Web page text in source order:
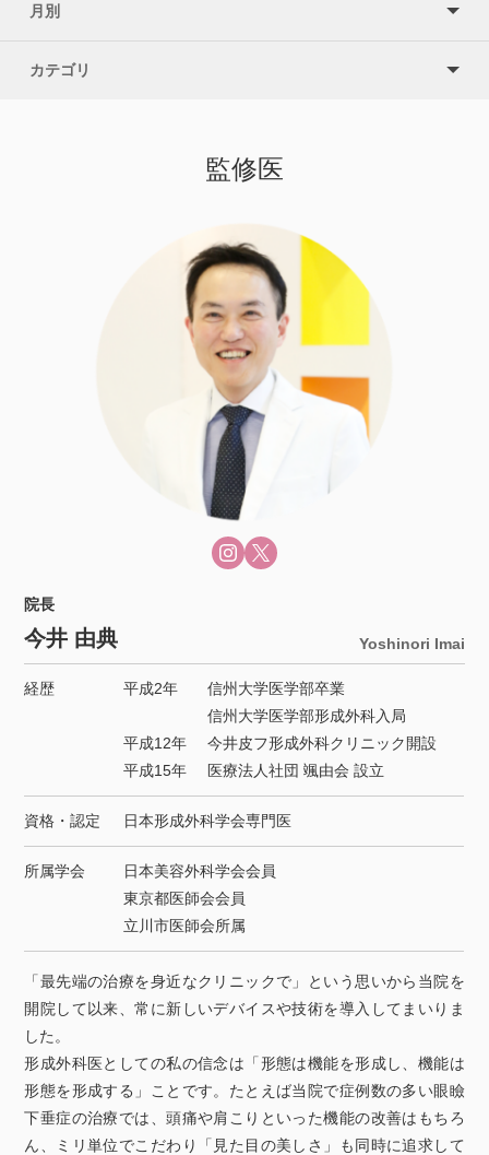
月別
カテゴリ
監修医
院長
今井 由典 Yoshinori Imai
経歴 平成2年
信州大学医学部卒業
信州大学医学部形成外科入局
平成12年
今井皮フ形成外科クリニック開設
平成15年
医療法人社団 颯由会 設立
資格・認定 日本形成外科学会専門医
所属学会
日本美容外科学会会員
東京都医師会会員
立川市医師会所属
「最先端の治療を身近なクリニックで」という思いから当院を
開院して以来、常に新しいデバイスや技術を導入してまいりま
した。
形成外科医としての私の信念は「形態は機能を形成し、機能は
形態を形成する」ことです。たとえば当院で症例数の多い眼瞼
下垂症の治療では、頭痛や肩こりといった機能の改善はもちろ
ん、ミリ単位でこだわり「見た目の美しさ」も同時に追求して